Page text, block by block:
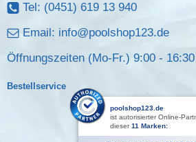
Tel: (0451) 619 13 940
Email: info@poolshop123.de
Öffnungszeiten (Mo-Fr.) 9:00 - 16:30
Bestellservice